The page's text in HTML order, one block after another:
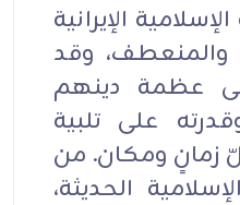
الإيرانية
والمنعطف، وقد
عظمة دينهم
على تلبية
زمانٍ ومكان. من
الحديثة،